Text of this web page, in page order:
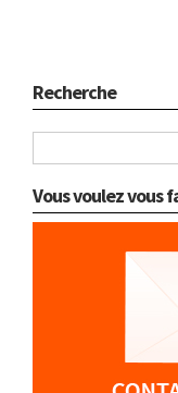
Recherche
Vous voulez vous